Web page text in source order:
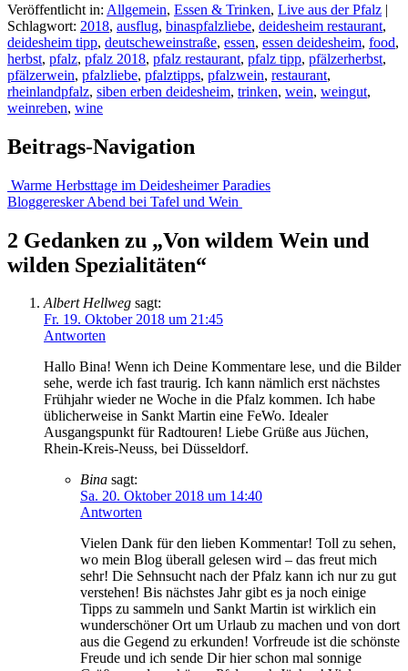
Veröffentlicht in: Allgemein, Essen & Trinken, Live aus der Pfalz |
Schlagwort: 2018, ausflug, binaspfalzliebe, deidesheim restaurant,
deidesheim tipp, deutscheweinstraße, essen, essen deidesheim, food,
herbst, pfalz, pfalz 2018, pfalz restaurant, pfalz tipp, pfälzerherbst,
pfälzerwein, pfalzliebe, pfalztipps, pfalzwein, restaurant,
rheinlandpfalz, siben erben deidesheim, trinken, wein, weingut,
weinreben, wine
Beitrags-Navigation
Warme Herbsttage im Deidesheimer Paradies
Bloggeresker Abend bei Tafel und Wein
2 Gedanken zu „Von wildem Wein und
wilden Spezialitäten“
Albert Hellweg sagt:
Fr. 19. Oktober 2018 um 21:45
Antworten
Hallo Bina! Wenn ich Deine Kommentare lese, und die Bilder
sehe, werde ich fast traurig. Ich kann nämlich erst nächstes
Frühjahr wieder ne Woche in die Pfalz kommen. Ich habe
üblicherweise in Sankt Martin eine FeWo. Idealer
Ausgangspunkt für Radtouren! Liebe Grüße aus Jüchen,
Rhein-Kreis-Neuss, bei Düsseldorf.
Bina sagt:
Sa. 20. Oktober 2018 um 14:40
Antworten
Vielen Dank für den lieben Kommentar! Toll zu sehen,
wo mein Blog überall gelesen wird – das freut mich
sehr! Die Sehnsucht nach der Pfalz kann ich nur zu gut
verstehen! Bis nächstes Jahr gibt es ja noch einige
Tipps zu sammeln und Sankt Martin ist wirklich ein
wunderschöner Ort um Urlaub zu machen und von dort
aus die Gegend zu erkunden! Vorfreude ist die schönste
Freude und ich sende Dir hier schon mal sonnige